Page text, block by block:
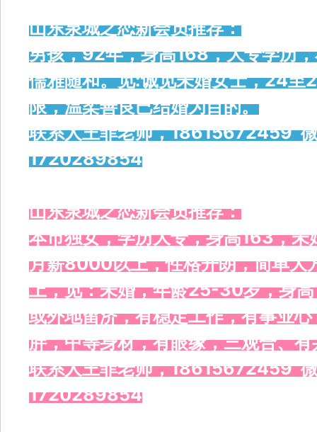
山东泉城之恋新会员推荐：
男孩，92年，身高168，大专学历
儒雅随和。觅:诚觅未婚女士，24
限，温柔善良已结婚为目的。
联系人王菲老师，18615672459
1720289854
山东泉城之恋新会员推荐：
本市独女，学历大专，身高163，
月薪8000以上，性格开朗，简单大
上，觅：未婚，年龄25-30岁，身
或外地留济，有稳定工作，有事业
胖，中等身材，有眼缘，三观合、
联系人王菲老师，18615672459
1720289854